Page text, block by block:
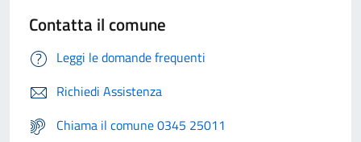
Contatta il comune
Leggi le domande frequenti
Richiedi Assistenza
Chiama il comune 0345 25011